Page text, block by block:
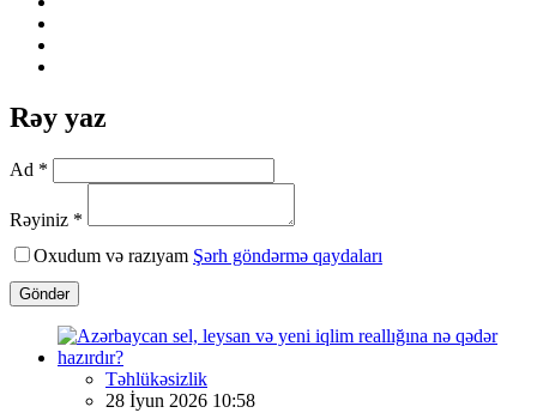
Rəy yaz
Ad *
Rəyiniz *
Oxudum və razıyam Şərh göndərmə qaydaları
Göndər
Təhlükəsizlik
28 İyun 2026 10:58